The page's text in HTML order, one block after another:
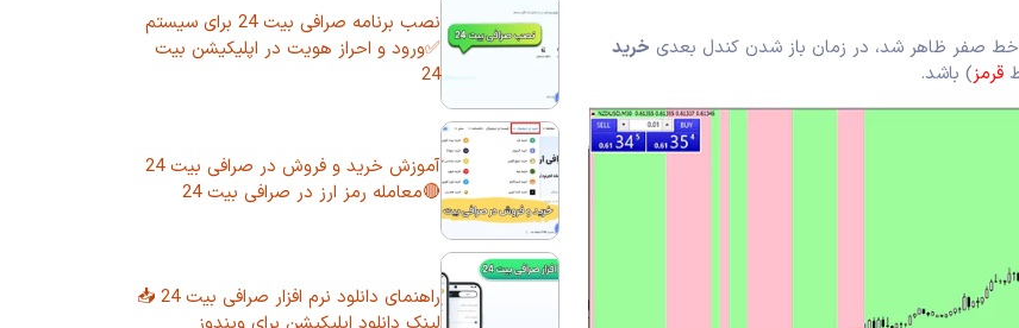
خط صفر ظاهر شد، در زمان باز شدن کندل بعدی خرید
قرمز) باشد.
نصب برنامه صرافی بیت 24 برای سیستم
✅ورود و احراز هویت در اپلیکیشن بیت
24
آموزش خرید و فروش در صرافی بیت 24
🔴معامله رمز ارز در صرافی بیت 24
راهنمای دانلود نرم افزار صرافی بیت 24 📥